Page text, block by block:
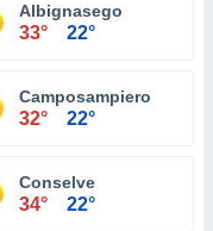
Albignasego
33° 22°
Camposampiero
32° 22°
Conselve
34° 22°